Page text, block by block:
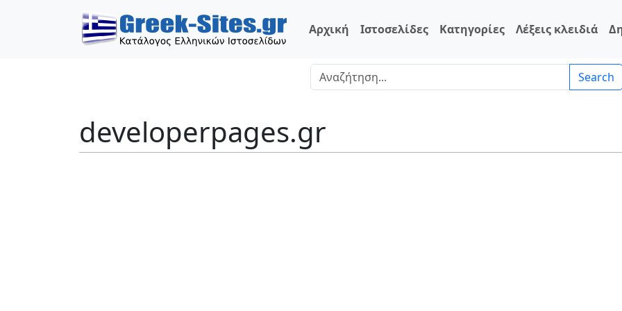
Αρχική Ιστοσελίδες Κατηγορίες Λέξεις κλειδιά
Search
developerpages.gr